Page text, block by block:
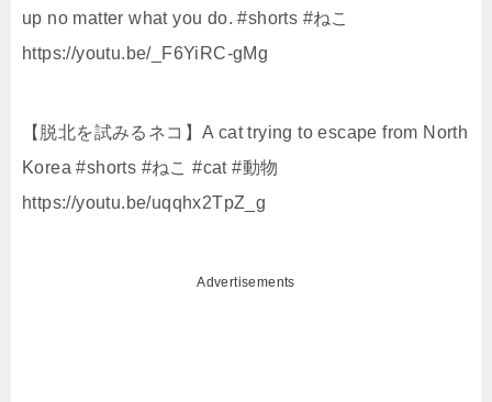
up no matter what you do. #shorts #ねこ
https://youtu.be/_F6YiRC-gMg
【脱北を試みるネコ】A cat trying to escape from North
Korea #shorts #ねこ #cat #動物
https://youtu.be/uqqhx2TpZ_g
Advertisements